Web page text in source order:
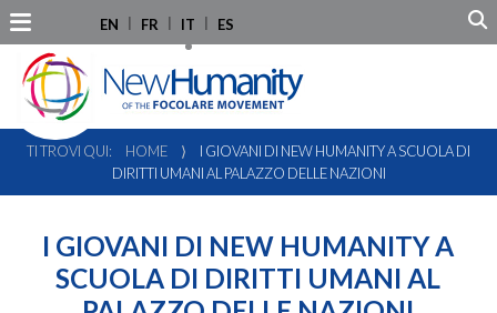
EN FR IT ES
TI TROVI QUI: HOME ⟩
I GIOVANI DI NEW HUMANITY A SCUOLA DI
DIRITTI UMANI AL PALAZZO DELLE NAZIONI
I GIOVANI DI NEW HUMANITY A
SCUOLA DI DIRITTI UMANI AL